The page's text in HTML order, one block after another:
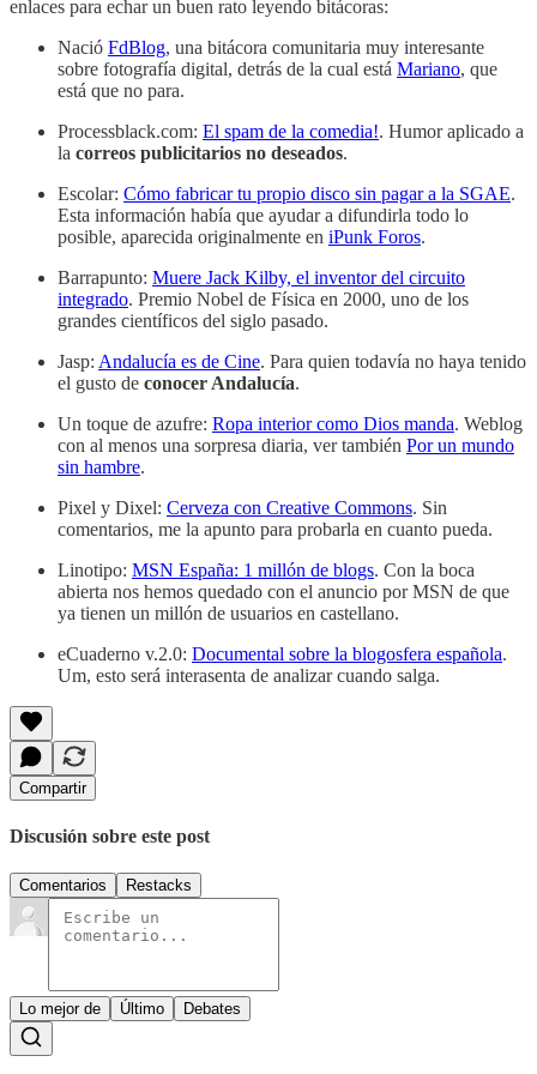
enlaces para echar un buen rato leyendo bitácoras:
Nació FdBlog, una bitácora comunitaria muy interesante
sobre fotografía digital, detrás de la cual está Mariano, que
está que no para.
Processblack.com: El spam de la comedia!. Humor aplicado a
la correos publicitarios no deseados.
Escolar: Cómo fabricar tu propio disco sin pagar a la SGAE.
Esta información había que ayudar a difundirla todo lo
posible, aparecida originalmente en iPunk Foros.
Barrapunto: Muere Jack Kilby, el inventor del circuito
integrado. Premio Nobel de Física en 2000, uno de los
grandes científicos del siglo pasado.
Jasp: Andalucía es de Cine. Para quien todavía no haya tenido
el gusto de conocer Andalucía.
Un toque de azufre: Ropa interior como Dios manda. Weblog
con al menos una sorpresa diaria, ver también Por un mundo
sin hambre.
Pixel y Dixel: Cerveza con Creative Commons. Sin
comentarios, me la apunto para probarla en cuanto pueda.
Linotipo: MSN España: 1 millón de blogs. Con la boca
abierta nos hemos quedado con el anuncio por MSN de que
ya tienen un millón de usuarios en castellano.
eCuaderno v.2.0: Documental sobre la blogosfera española.
Um, esto será interasenta de analizar cuando salga.
Compartir
Discusión sobre este post
Comentarios Restacks
Lo mejor de Último Debates